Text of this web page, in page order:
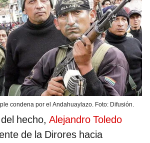
condena por el Andahuaylazo. Foto: Difusión.
hecho, Alejandro Toledo
de la Dirores hacia